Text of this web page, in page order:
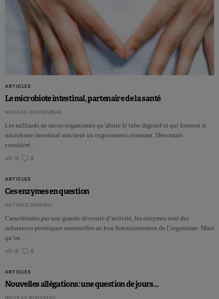
ARTICLES
Le microbiote intestinal, partenaire de la santé
NICOLAS GUGGENBÜHL
Les milliards de micro-organismes qu’abrite le tube digestif et qui forment le
microbiote intestinal suscitent un engouement croissant. Désormais
considéré…
0
0
ARTICLES
Ces enzymes en question
NATHALIE DUMONT
Caractérisées par une grande diversité d’activité, les enzymes sont des
substances protéiques essentielles au bon fonctionnement de l’organisme. Mais
qu’on …
0
0
ARTICLES
Nouvelles allégations: une question de jours…